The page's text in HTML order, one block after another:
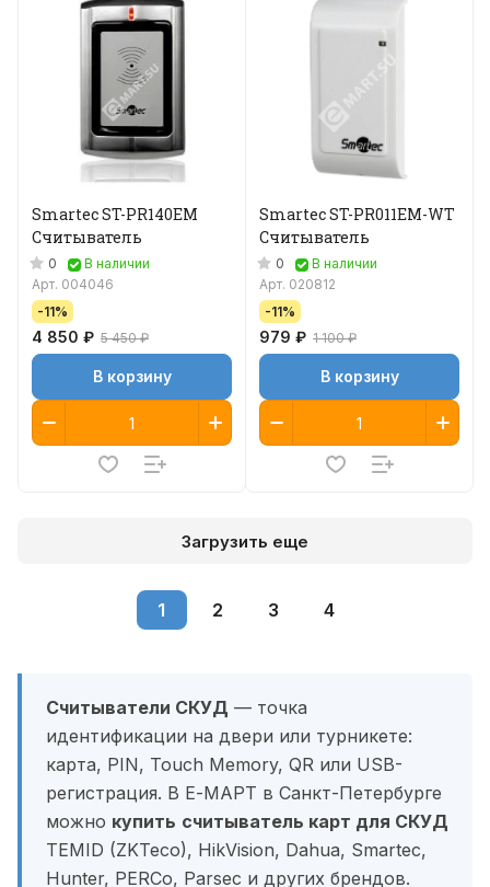
Smartec ST-PR140EM
Считыватель
0
В наличии
Арт. 004046
-11%
4 850 ₽ 5 450 ₽
В корзину
Smartec ST-PR011EM-WT
Считыватель
0
В наличии
Арт. 020812
-11%
979 ₽ 1 100 ₽
В корзину
Загрузить еще
1 2 3 4
Считыватели СКУД — точка
идентификации на двери или турникете:
карта, PIN, Touch Memory, QR или USB-
регистрация. В Е-МАРТ в Санкт-Петербурге
можно купить считыватель карт для СКУД
TEMID (ZKTeco), HikVision, Dahua, Smartec,
Hunter, PERCo, Parsec и других брендов.